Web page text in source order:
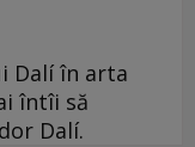
Dalí în arta
întîi să
Dalí.